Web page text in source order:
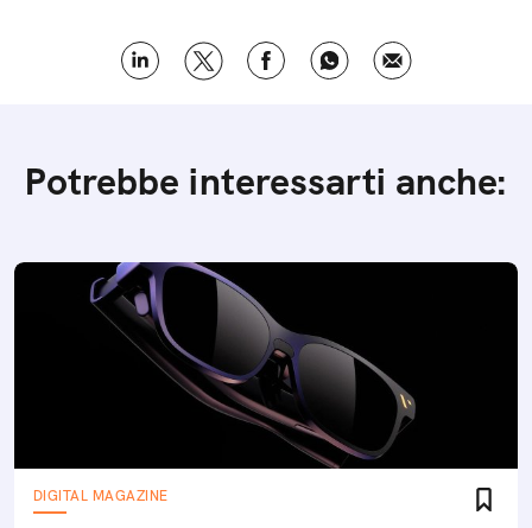
Potrebbe interessarti anche:
DIGITAL MAGAZINE